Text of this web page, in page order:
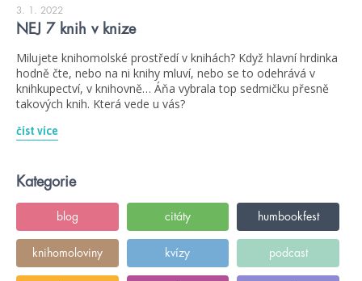
3. 1. 2022
NEJ 7 knih v knize
Milujete knihomolské prostředí v knihách? Když hlavní hrdinka
hodně čte, nebo na ni knihy mluví, nebo se to odehrává v
knihkupectví, v knihovně… Áňa vybrala top sedmičku přesně
takových knih. Která vede u vás?
číst více
Kategorie
blog citáty humbookfest
knihomoloviny kvízy podcast